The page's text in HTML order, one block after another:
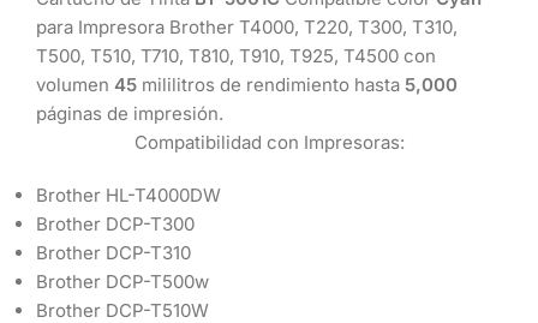
para Impresora Brother T4000, T220, T300, T310,
T500, T510, T710, T810, T910, T925, T4500 con
volumen 45 mililitros de rendimiento hasta 5,000
páginas de impresión.
Compatibilidad con Impresoras:
Brother HL-T4000DW
Brother DCP-T300
Brother DCP-T310
Brother DCP-T500w
Brother DCP-T510W